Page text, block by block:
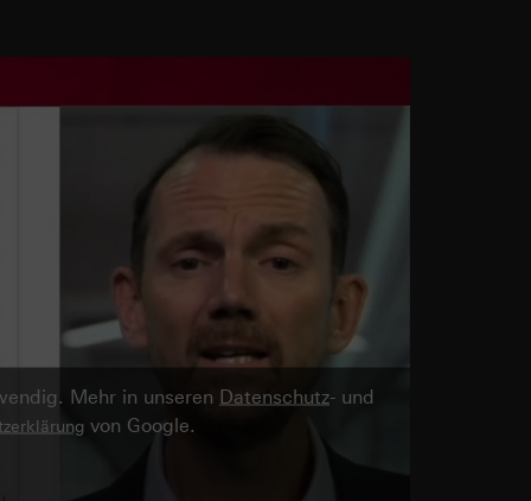
Mehr in unseren Datenschutz- und
von Google.